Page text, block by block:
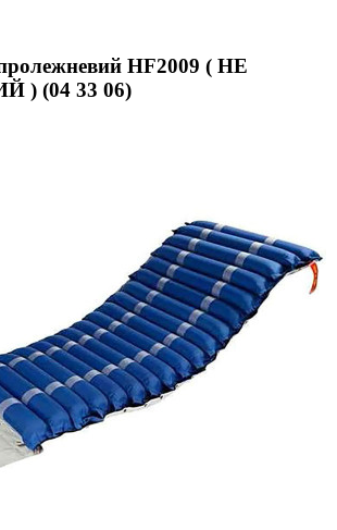
HF2009 ( НЕ
) (04 33 06)